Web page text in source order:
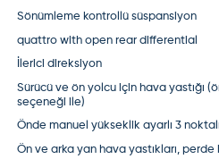
Sönümleme kontrollü süspansiyon
quattro with open rear differential
İlerici direksiyon
Sürücü ve ön yolcu için hava yastığı
seçeneği ile)
Önde manuel yükseklik ayarlı 3
Ön ve arka yan hava yastıkları, perde